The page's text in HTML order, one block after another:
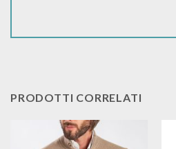
PRODOTTI CORRELATI